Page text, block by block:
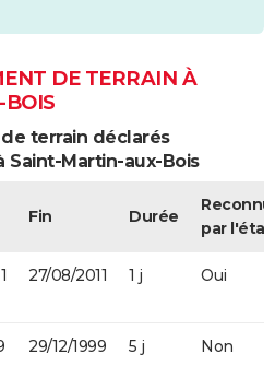
DE TERRAIN À
terrain déclarés
Martin-aux-Bois
Fin Durée
par l'état
27/08/2011 1 j Oui
29/12/1999 5 j Non